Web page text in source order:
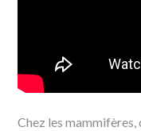
Chez les